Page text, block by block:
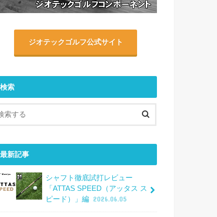
ジオテックゴルフ公式サイト
検索
最新記事
シャフト徹底試打レビュー
「ATTAS SPEED（アッタス ス
ピード）」編 2026.06.05